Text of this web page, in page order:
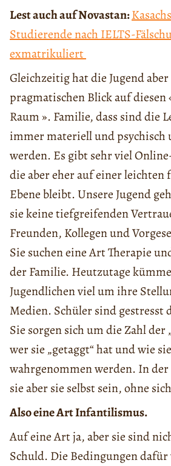
Lest auch auf Novastan:
Studierende nach IELTS-
exmatrikuliert
Gleichzeitig hat die Jugend
pragmatischen Blick auf diesen
Raum ». Familie, dass sind die
immer materiell und psychisch
werden. Es gibt sehr viel
die aber eher auf einer
Ebene bleibt. Unsere Jugend
sie keine tiefgreifenden
Freunden, Kollegen und
Sie suchen eine Art Therapie
der Familie. Heutzutage
Jugendlichen viel um ihre
Medien. Schüler sind gestresst
Sie sorgen sich um die Zahl der
wer sie „getaggt“ hat und wie
wahrgenommen werden. In
sie aber sie selbst sein, ohne
Also eine Art Infantilismus.
Auf eine Art ja, aber sie sind
Schuld. Die Bedingungen